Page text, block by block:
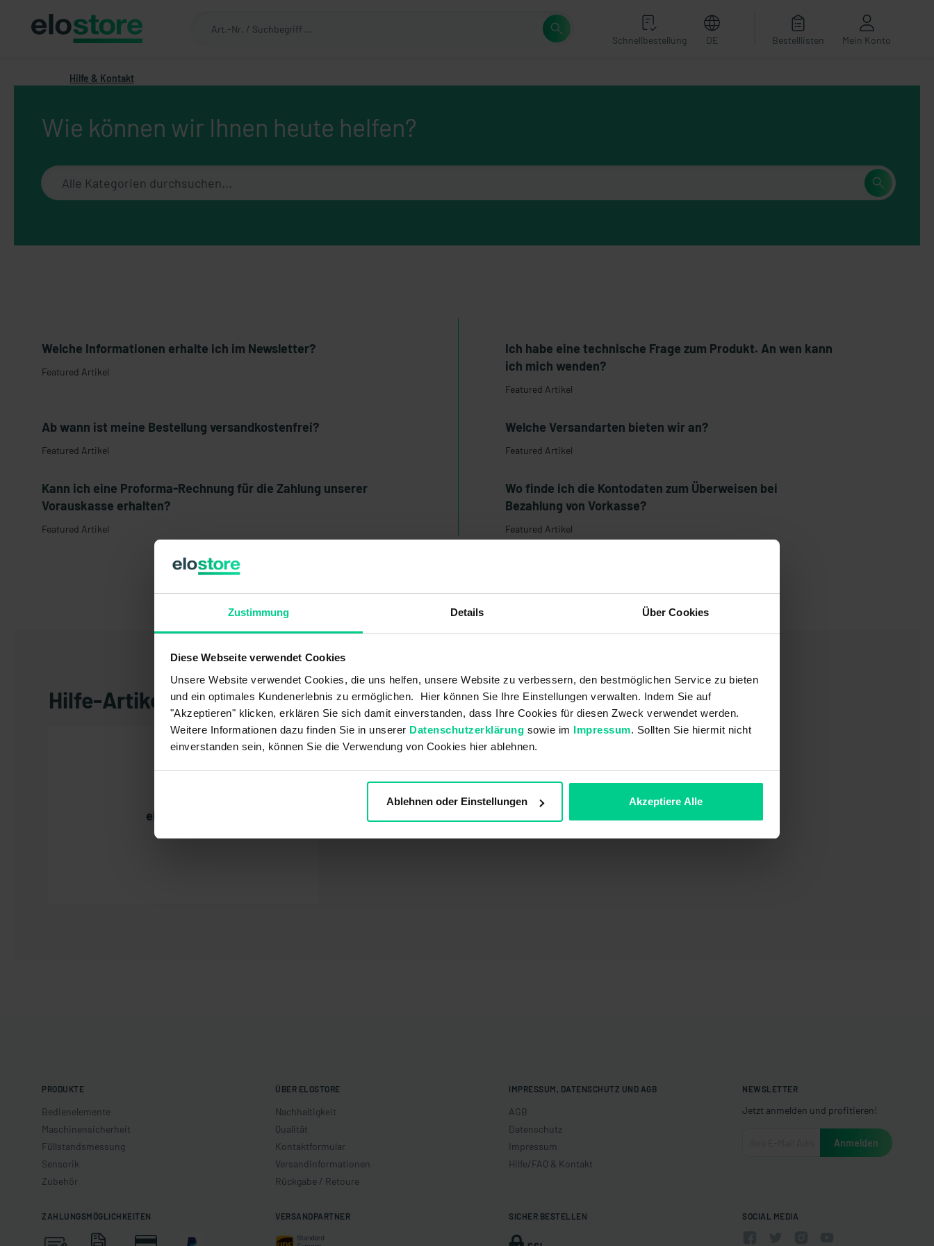
Zustimmung Details Über Cookies
Diese Webseite verwendet Cookies
Unsere Website verwendet Cookies, die uns helfen, unsere Website zu verbessern, den bestmöglichen Service zu bieten
und ein optimales Kundenerlebnis zu ermöglichen. Hier können Sie Ihre Einstellungen verwalten. Indem Sie auf
"Akzeptieren" klicken, erklären Sie sich damit einverstanden, dass Ihre Cookies für diesen Zweck verwendet werden.
Weitere Informationen dazu finden Sie in unserer Datenschutzerklärung sowie im Impressum. Sollten Sie hiermit nicht
einverstanden sein, können Sie die Verwendung von Cookies hier ablehnen.
Ablehnen oder Einstellungen Akzeptiere Alle
Schnellbestellung DE Bestelllisten Mein Konto
Hilfe & Kontakt
Wie können wir Ihnen heute helfen?
Welche Informationen erhalte ich im Newsletter?
Featured Artikel
Ich habe eine technische Frage zum Produkt. An wen kann
ich mich wenden?
Featured Artikel
Ab wann ist meine Bestellung versandkostenfrei?
Featured Artikel
Welche Versandarten bieten wir an?
Featured Artikel
Kann ich eine Proforma-Rechnung für die Zahlung unserer
Vorauskasse erhalten?
Featured Artikel
Wo finde ich die Kontodaten zum Überweisen bei
Bezahlung von Vorkasse?
Featured Artikel
Hilfe-Artikel durchsuchen
elo.store FAQ
PRODUKTE
Bedienelemente
Maschinensicherheit
Füllstandsmessung
Sensorik
Zubehör
ÜBER ELOSTORE
Nachhaltigkeit
Qualität
Kontaktformular
Versandinformationen
Rückgabe / Retoure
IMPRESSUM, DATENSCHUTZ UND AGB
AGB
Datenschutz
Impressum
Hilfe/FAQ & Kontakt
NEWSLETTER
Jetzt anmelden und profitieren!
ZAHLUNGSMÖGLICHKEITEN VERSANDPARTNER SICHER BESTELLEN SOCIAL MEDIA